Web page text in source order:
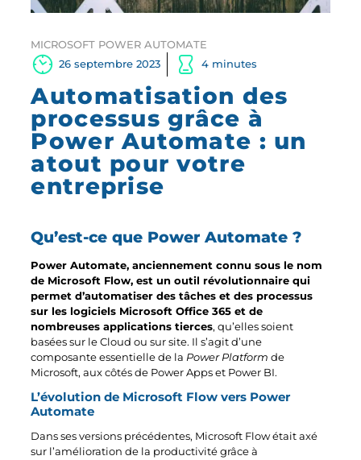
MICROSOFT POWER AUTOMATE
26 septembre 2023
4 minutes
Automatisation des
processus grâce à
Power Automate : un
atout pour votre
entreprise
Qu’est-ce que Power Automate ?
Power Automate, anciennement connu sous le nom
de Microsoft Flow, est un outil révolutionnaire qui
permet d’automatiser des tâches et des processus
sur les logiciels Microsoft Office 365 et de
nombreuses applications tierces, qu’elles soient
basées sur le Cloud ou sur site. Il s’agit d’une
composante essentielle de laPower Platform de
Microsoft, aux côtés de Power Apps et Power BI.
L’évolution de Microsoft Flow vers Power
Automate
Dans ses versions précédentes, Microsoft Flow était axé
sur l’amélioration de la productivité grâce à